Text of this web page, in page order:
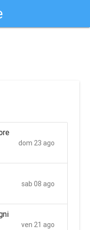
dom 23 ago
sab 08 ago
ven 21 ago